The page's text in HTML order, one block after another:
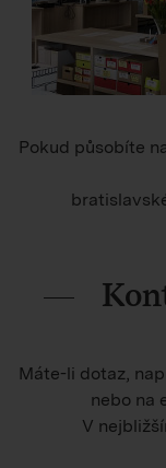
Pokud působíte
Máte-li dotaz,
nebo na
V